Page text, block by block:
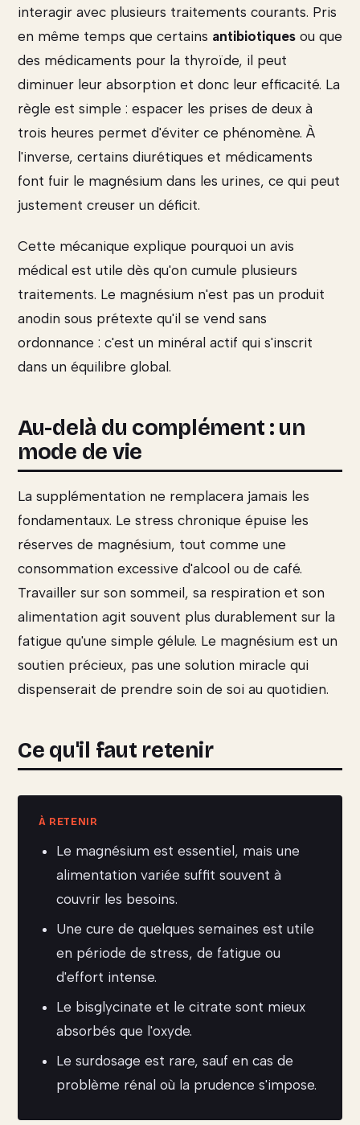
interagir avec plusieurs traitements courants. Pris
en même temps que certains antibiotiques ou que
des médicaments pour la thyroïde, il peut
diminuer leur absorption et donc leur efficacité. La
règle est simple : espacer les prises de deux à
trois heures permet d'éviter ce phénomène. À
l'inverse, certains diurétiques et médicaments
font fuir le magnésium dans les urines, ce qui peut
justement creuser un déficit.
Cette mécanique explique pourquoi un avis
médical est utile dès qu'on cumule plusieurs
traitements. Le magnésium n'est pas un produit
anodin sous prétexte qu'il se vend sans
ordonnance : c'est un minéral actif qui s'inscrit
dans un équilibre global.
Au-delà du complément : un
mode de vie
La supplémentation ne remplacera jamais les
fondamentaux. Le stress chronique épuise les
réserves de magnésium, tout comme une
consommation excessive d'alcool ou de café.
Travailler sur son sommeil, sa respiration et son
alimentation agit souvent plus durablement sur la
fatigue qu'une simple gélule. Le magnésium est un
soutien précieux, pas une solution miracle qui
dispenserait de prendre soin de soi au quotidien.
Ce qu'il faut retenir
Le magnésium est essentiel, mais une
alimentation variée suffit souvent à
couvrir les besoins.
Une cure de quelques semaines est utile
en période de stress, de fatigue ou
d'effort intense.
Le bisglycinate et le citrate sont mieux
absorbés que l'oxyde.
Le surdosage est rare, sauf en cas de
problème rénal où la prudence s'impose.